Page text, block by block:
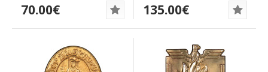
70.00€ 135.00€